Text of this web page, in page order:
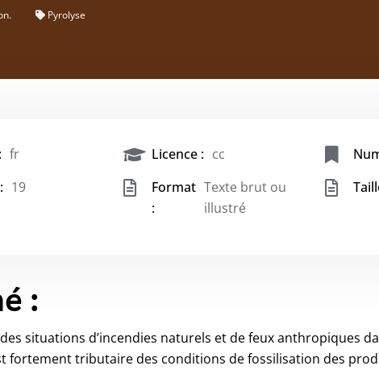
Pyrolyse
fr Licence : cc
19
Format
:
Texte brut ou
illustré
:
situations d’incendies naturels et de feux anthropiques
fortement tributaire des conditions de fossilisation des